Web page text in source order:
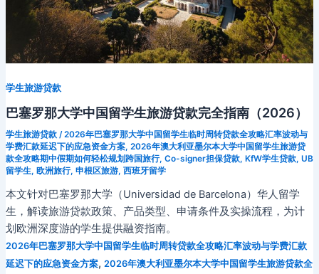
学生旅游贷款
巴塞罗那大学中国留学生旅游贷款完全指南（2026）
学生旅游贷款/2026年巴塞罗那大学中国留学生临时周转贷款全攻略汇率波动与
学费汇款延迟下的应急资金方案, 2026年澳大利亚墨尔本大学中国留学生旅游贷
款全攻略期中假期如何轻松规划跨国旅行, Co-signer担保贷款, KfW学生贷款, UB
留学生, 欧洲旅行, 申根区旅游, 西班牙留学
本文针对巴塞罗那大学（Universidad de Barcelona）华人留学
生，解读旅游贷款政策、产品类型、申请条件及实操流程，为计
划欧洲深度游的学生提供融资指南。
2026年巴塞罗那大学中国留学生临时周转贷款全攻略汇率波动与学费汇款
延迟下的应急资金方案, 2026年澳大利亚墨尔本大学中国留学生旅游贷款全